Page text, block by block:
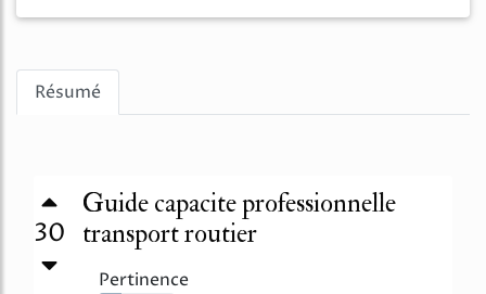
Résumé
30
Guide capacite professionnelle
transport routier
Pertinence